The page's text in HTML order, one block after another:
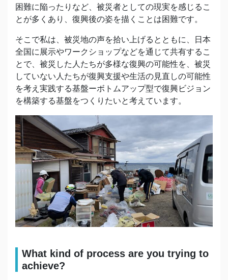
困難に陥ったりなど、被災者としての現実を感じるこ
とが多くあり、復興後の姿を描くことは困難です。
そこで私は、被災地の声を拾い上げるとともに、日本
全国に展示やワークショップなどを通じて共有するこ
とで、被災した人たちが多様な復興の可能性を、被災
していない人たちが復興支援や生活の見直しの可能性
を考え実践する基盤ーボトムアップ型で復興ビジョン
を構築する基盤をつくりたいと考えています。
What kind of process are you trying to
achieve?